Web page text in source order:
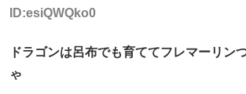
ID:esiQWQko0
ドラゴンは呂布でも育ててフレマーリン
ゃ